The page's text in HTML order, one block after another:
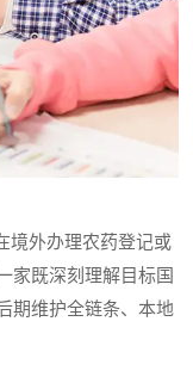
外办理农药登记或
家既深刻理解目标国
期维护全链条、本地